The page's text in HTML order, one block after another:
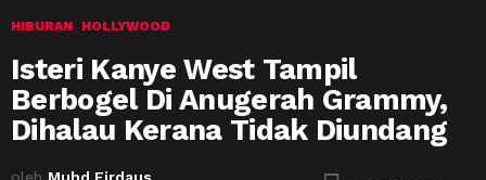
HIBURAN HOLLYWOOD
Isteri Kanye West Tampil
Berbogel Di Anugerah Grammy,
Dihalau Kerana Tidak Diundang